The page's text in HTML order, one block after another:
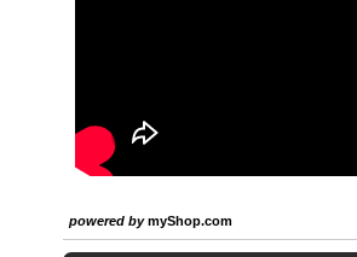
powered bymyShop.com